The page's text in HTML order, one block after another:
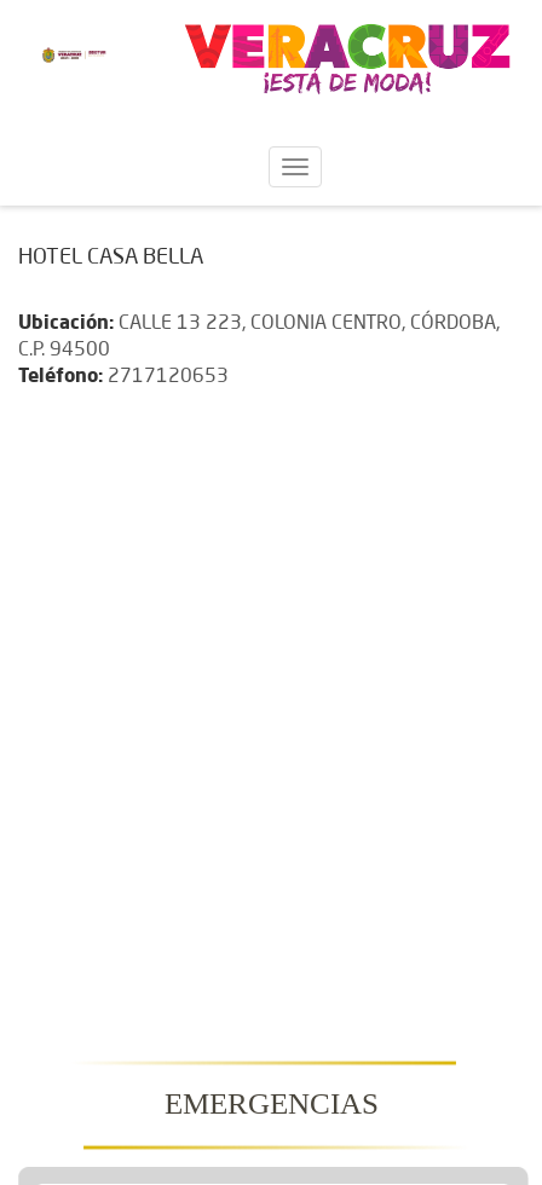
HOTEL CASA BELLA
Ubicación: CALLE 13 223, COLONIA CENTRO, CÓRDOBA,
C.P. 94500
Teléfono: 2717120653
EMERGENCIAS